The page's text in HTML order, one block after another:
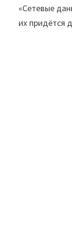
«Сетевые
их придётся